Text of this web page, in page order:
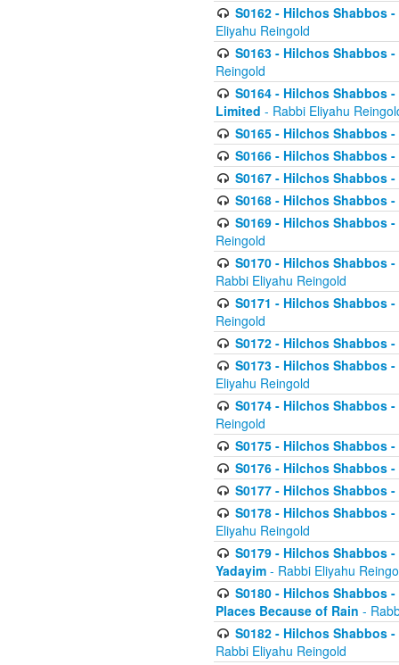
S0162 - Hilchos Shabbos
Eliyahu Reingold
S0163 - Hilchos Shabbos
Reingold
S0164 - Hilchos Shabbos
Limited - Rabbi Eliyahu
S0165 - Hilchos Shabbos
S0166 - Hilchos Shabbos
S0167 - Hilchos Shabbos
S0168 - Hilchos Shabbos
S0169 - Hilchos Shabbos
Reingold
S0170 - Hilchos Shabbos
Rabbi Eliyahu Reingold
S0171 - Hilchos Shabbos
Reingold
S0172 - Hilchos Shabbos
S0173 - Hilchos Shabbos
Eliyahu Reingold
S0174 - Hilchos Shabbos
Reingold
S0175 - Hilchos Shabbos
S0176 - Hilchos Shabbos
S0177 - Hilchos Shabbos
S0178 - Hilchos Shabbos
Eliyahu Reingold
S0179 - Hilchos Shabbos
Yadayim - Rabbi Eliyahu
S0180 - Hilchos Shabbos
Places Because of Rain -
S0182 - Hilchos Shabbos
Rabbi Eliyahu Reingold